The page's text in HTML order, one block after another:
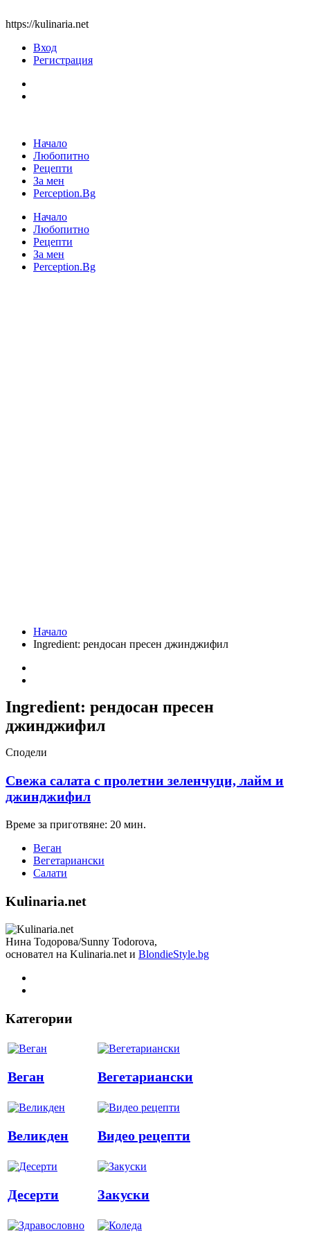
https://kulinaria.net
Вход
Регистрация
Начало
Любопитно
Рецепти
За мен
Perception.Bg
Начало
Любопитно
Рецепти
За мен
Perception.Bg
Начало
Ingredient: рендосан пресен джинджифил
Ingredient: рендосан пресен
джинджифил
Сподели
Свежа салата с пролетни зеленчуци, лайм и
джинджифил
Време за приготвяне: 20 мин.
Веган
Вегетариански
Салати
Kulinaria.net
Нина Тодорова/Sunny Todorova,
основател на Kulinaria.net и BlondieStyle.bg
Категории
Веган Вегетариански
Великден Видео рецепти
Десерти Закуски